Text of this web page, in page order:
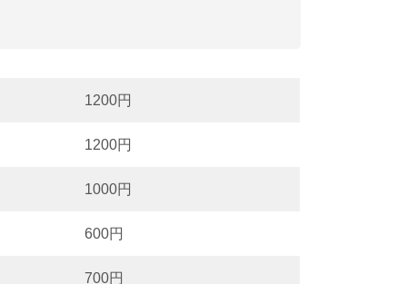
1200円
1200円
1000円
600円
700円